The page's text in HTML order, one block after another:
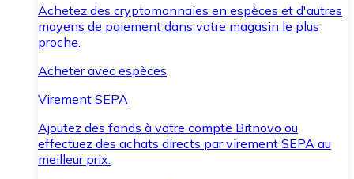
Achetez des cryptomonnaies en espèces et d'autres
moyens de paiement dans votre magasin le plus
proche.
Acheter avec espèces
Virement SEPA
Ajoutez des fonds à votre compte Bitnovo ou
effectuez des achats directs par virement SEPA au
meilleur prix.